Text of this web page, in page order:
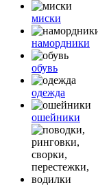
миски
намордники
обувь
одежда
ошейники